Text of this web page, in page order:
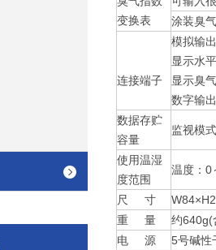
变换表
涂装臭
连接端子
模拟输
显示水
显示臭
数字输
数据存贮
容量
监视模
使用温湿
度范围
温度：
尺 寸
重 量
约640g(
电 源
5号碱性